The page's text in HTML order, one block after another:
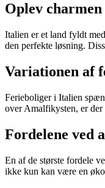
Oplev
Italien er et land fyldt
den perfekte løsning.
Variationen af
Ferieboliger i Italien
over Amalfikysten, er
Fordelene ved
En af de største fordele
ikke kun kan være en